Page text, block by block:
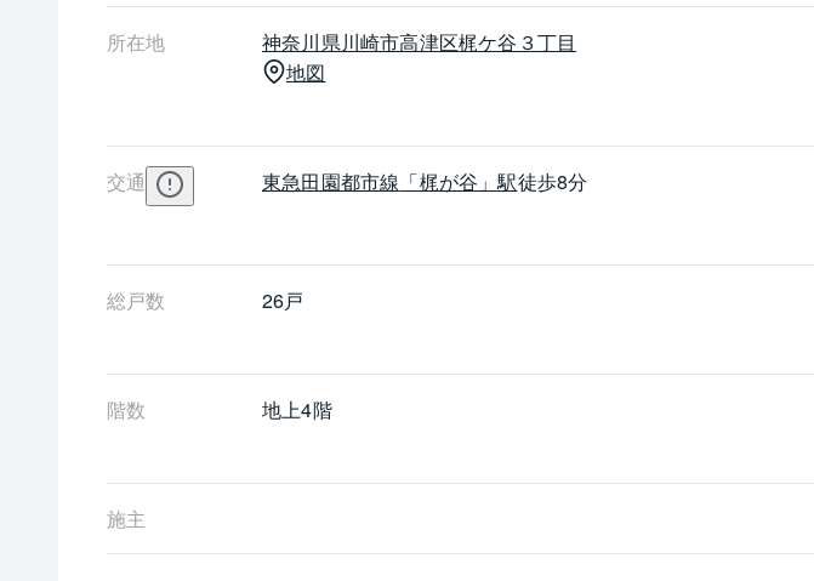
所在地 神奈川県川崎市高津区梶ケ谷３丁目
地図
交通 東急田園都市線 「梶が谷」駅徒歩8分
総戸数 26戸
階数 地上4階
施主